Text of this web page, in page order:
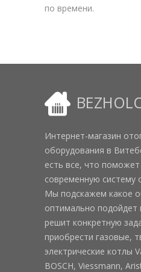
по времени.
Интернет-магазин
оборудования в
есть все, что
современную систему
Мы подскажем какое
оптимально
решит конкретную
приобрести газовые,
электрические котлы
BOSCH, Viessmann,